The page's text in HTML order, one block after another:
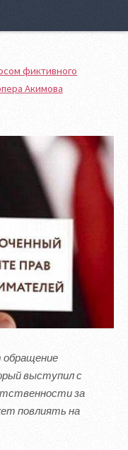
фиктивного
Акимова
выступил с
за
повлиять на